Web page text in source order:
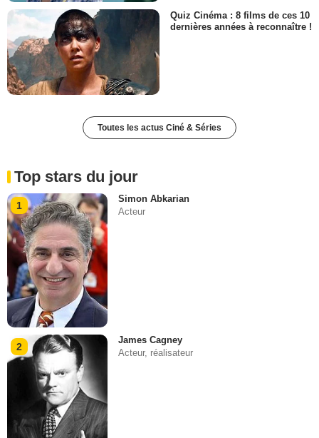
Quiz Cinéma : 8 films de ces 10
dernières années à reconnaître !
Toutes les actus Ciné & Séries
Top stars du jour
1
Simon Abkarian
Acteur
2
James Cagney
Acteur, réalisateur